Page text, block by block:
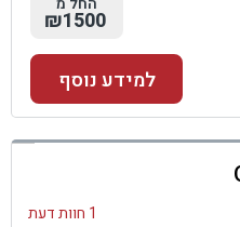
₪1500
למידע נוסף
1 חוות דעת